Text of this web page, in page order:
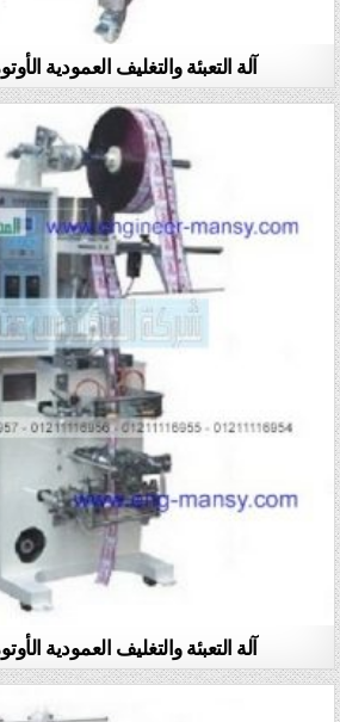
آلة التعبئة والتغليف العمودية
آلة التعبئة والتغليف العمودية